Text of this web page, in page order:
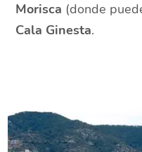
Morisca (donde
Cala Ginesta.